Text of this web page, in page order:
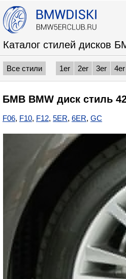
Каталог стилей дисков
Все стили 1er 2er 3er 4er
БМВ BMW диск стиль
F06, F10, F12, 5ER, 6ER, GC